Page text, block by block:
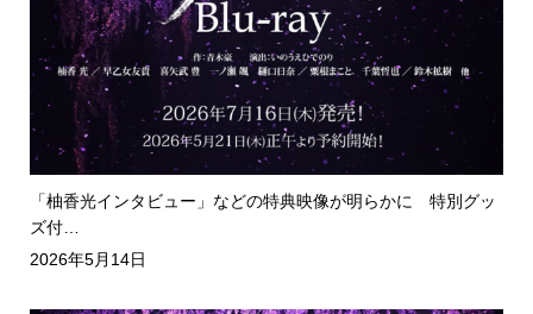
「柚香光インタビュー」などの特典映像が明らかに 特別グッ
ズ付…
2026年5月14日